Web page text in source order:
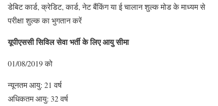
डेबिट कार्ड, क्रेडिट, कार्ड, नेट बैंकिंग या ई चालान शुल्क मोड के माध्यम से
परीक्षा शुल्क का भुगतान करें
यूपीएससी सिविल सेवा भर्ती के लिए आयु सीमा
01/08/2019 को
न्यूनतम आयु: 21 वर्ष
अधिकतम आयु: 32 वर्ष